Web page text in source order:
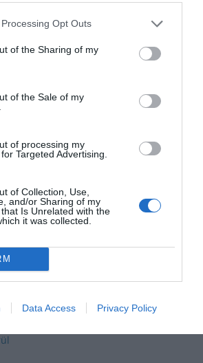
Opt Outs
of the Sharing of my
of the Sale of my
of processing my
Targeted Advertising.
of Collection, Use,
and/or Sharing of my
Is Unrelated with the
it was collected.
Data Access Privacy Policy
Egy kicsi szórakozásra vágysz? Ezt
kvíz: Itt egy új teszt. Csak most és